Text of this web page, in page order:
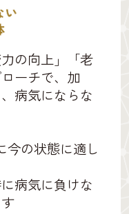
の向上」「老
ーチで、加
病気にならな
今の状態に適し
病気に負けな